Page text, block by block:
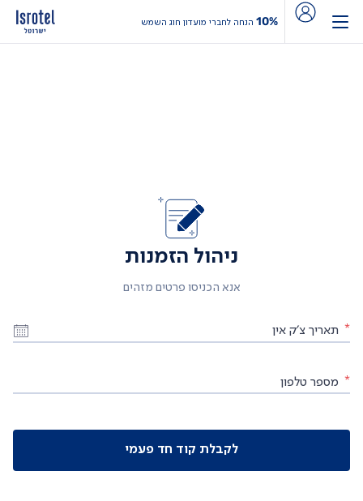
10% הנחה לחברי מועדון חוג השמש
ניהול הזמנות
אנא הכניסו פרטים מזהים
* תאריך צ׳ק אין
* מספר טלפון
לקבלת קוד חד פעמי